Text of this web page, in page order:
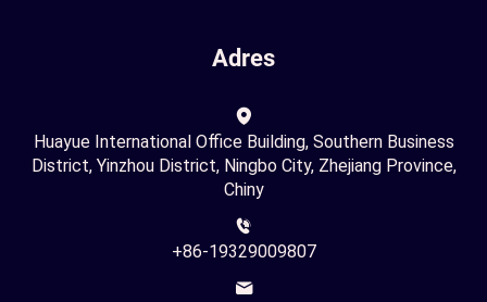
Adres
Huayue International Office Building, Southern Business
District, Yinzhou District, Ningbo City, Zhejiang Province,
Chiny
+86-19329009807